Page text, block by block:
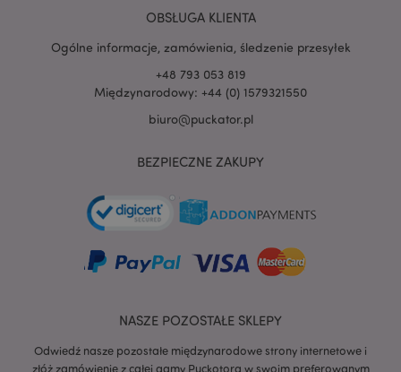
OBSŁUGA KLIENTA
Ogólne informacje, zamówienia, śledzenie przesyłek
+48 793 053 819
Międzynarodowy: +44 (0) 1579321550
biuro@puckator.pl
BEZPIECZNE ZAKUPY
NASZE POZOSTAŁE SKLEPY
Odwiedź nasze pozostałe międzynarodowe strony internetowe i
złóż zamówienie z całej gamy Puckotora w swoim preferowanym
searchReport-log
Adobe Inc.
Tawk.to
.puckator.pl